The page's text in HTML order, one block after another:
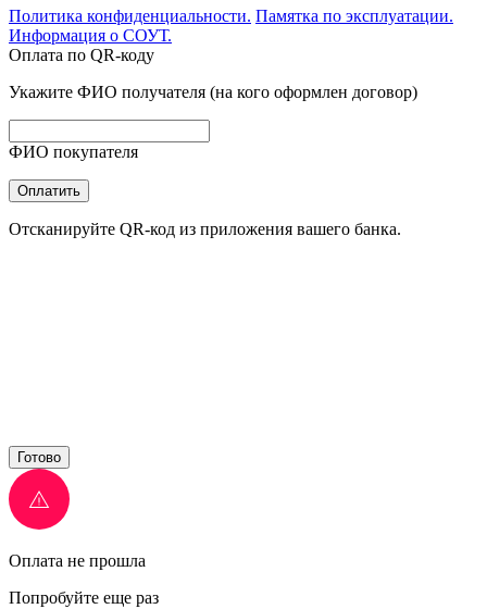
Политика конфиденциальности. Памятка по эксплуатации.
Информация о СОУТ.
Оплата по QR-коду
Укажите ФИО получателя (на кого оформлен договор)
ФИО покупателя
Оплатить
Отсканируйте QR-код из приложения вашего банка.
Готово
Оплата не прошла
Попробуйте еще раз